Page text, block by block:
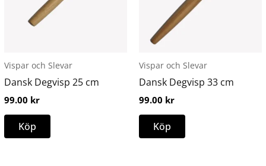
Vispar och Slevar
Dansk Degvisp 25 cm
99.00 kr
Köp
Vispar och Slevar
Dansk Degvisp 33 cm
99.00 kr
Köp